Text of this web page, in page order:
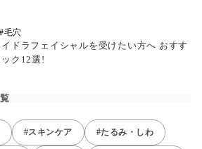
#毛穴
ドラフェイシャルを受けたい方へ おすす
ク12選!
#スキンケア #たるみ・しわ